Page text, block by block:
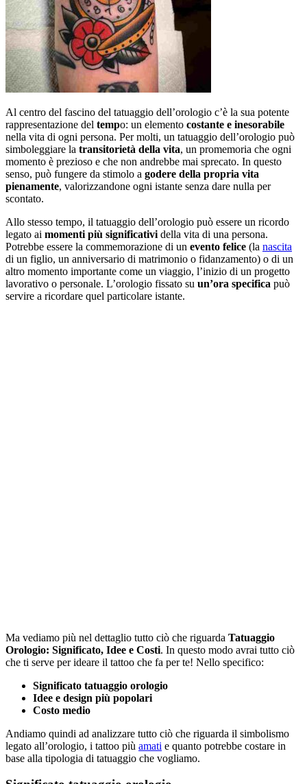
Al centro del fascino del tatuaggio dell’orologio c’è la sua potente
rappresentazione del tempo: un elemento costante e inesorabile
nella vita di ogni persona. Per molti, un tatuaggio dell’orologio può
simboleggiare la transitorietà della vita, un promemoria che ogni
momento è prezioso e che non andrebbe mai sprecato. In questo
senso, può fungere da stimolo a godere della propria vita
pienamente, valorizzandone ogni istante senza dare nulla per
scontato.
Allo stesso tempo, il tatuaggio dell’orologio può essere un ricordo
legato ai momenti più significativi della vita di una persona.
Potrebbe essere la commemorazione di un evento felice (la nascita
di un figlio, un anniversario di matrimonio o fidanzamento) o di un
altro momento importante come un viaggio, l’inizio di un progetto
lavorativo o personale. L’orologio fissato su un’ora specifica può
servire a ricordare quel particolare istante.
Ma vediamo più nel dettaglio tutto ciò che riguarda Tatuaggio
Orologio: Significato, Idee e Costi. In questo modo avrai tutto ciò
che ti serve per ideare il tattoo che fa per te! Nello specifico:
Significato tatuaggio orologio
Idee e design più popolari
Costo medio
Andiamo quindi ad analizzare tutto ciò che riguarda il simbolismo
legato all’orologio, i tattoo più amati e quanto potrebbe costare in
base alla tipologia di tatuaggio che vogliamo.